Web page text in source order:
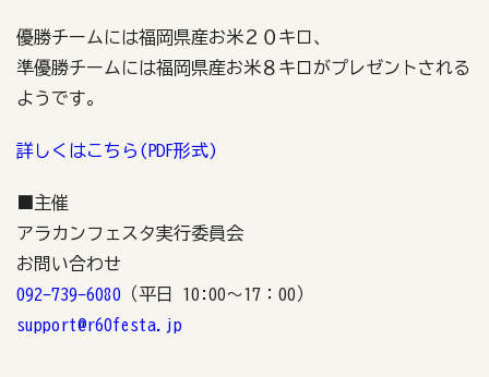
優勝チームには福岡県産お米２０キロ、
準優勝チームには福岡県産お米８キロがプレゼントされる
ようです。
詳しくはこちら(PDF形式)
■主催
アラカンフェスタ実行委員会
お問い合わせ
092-739-6080 （平日 10:00～17：00）
support@r60festa.jp